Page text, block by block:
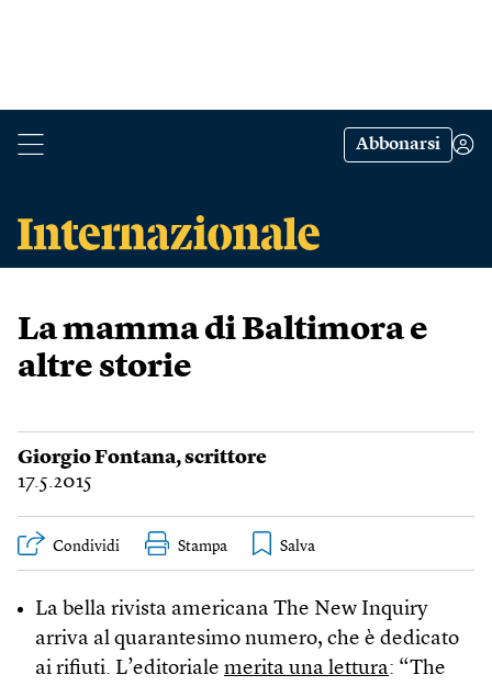
Abbonarsi
La mamma di Baltimora e
altre storie
Giorgio Fontana, scrittore
17.5.2015
Condividi Stampa
La bella rivista americana The New Inquiry
arriva al quarantesimo numero, che è dedicato
ai rifiuti. L’editoriale merita una lettura: “The